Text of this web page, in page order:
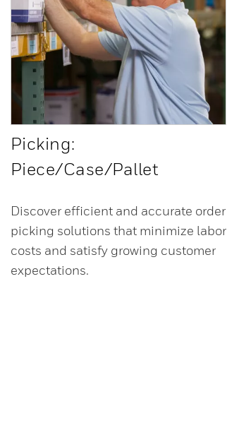
Picking:
Piece/Case/Pallet
Discover efficient and accurate order
picking solutions that minimize labor
costs and satisfy growing customer
expectations.